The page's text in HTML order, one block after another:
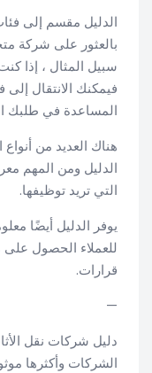
الدليل مقسم إلى
بالعثور على شركة
سبيل المثال ، إذا
فيمكنك الانتقال إلى
المساعدة في طلبك
هناك العديد من
الدليل ومن المهم
التي تريد توظيفها.
يوفر الدليل أيضًا
للعملاء الحصول على
قرارات.
—
دليل شركات نقل
الشركات وأكثرها